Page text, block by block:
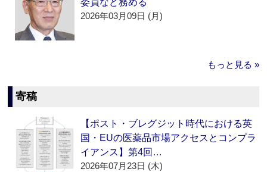
委員など務める
2026年03月09日 (月)
もっと見る »
寄稿
【ポスト・ブレグジット時代における英
国・EUの医薬品市場アクセスとコンプラ
イアンス】第4回…
2026年07月23日 (木)